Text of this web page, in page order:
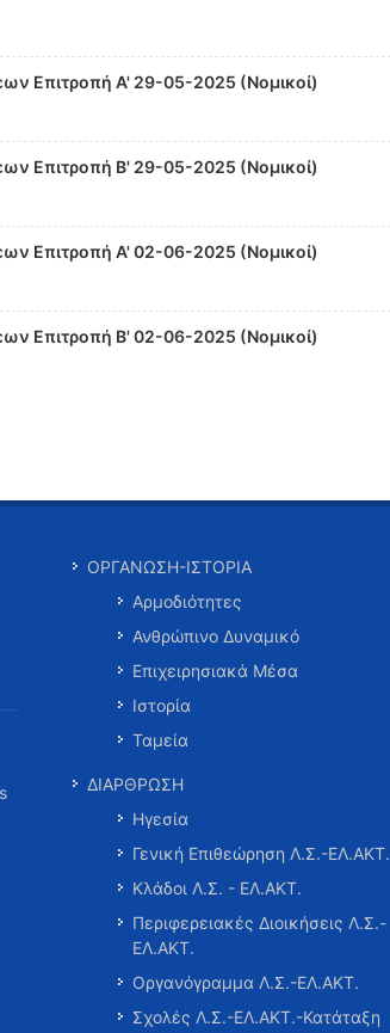
Επιτροπή Α' 29-05-2025 (Νομικοί)
Επιτροπή Β' 29-05-2025 (Νομικοί)
Επιτροπή Α' 02-06-2025 (Νομικοί)
Επιτροπή Β' 02-06-2025 (Νομικοί)
ΟΡΓΑΝΩΣΗ-ΙΣΤΟΡΙΑ
Αρμοδιότητες
Ανθρώπινο Δυναμικό
Επιχειρησιακά Μέσα
Ιστορία
Ταμεία
ΔΙΑΡΘΡΩΣΗ
Ηγεσία
Γενική Επιθεώρηση Λ.Σ.-ΕΛ.ΑΚΤ.
Κλάδοι Λ.Σ. - ΕΛ.ΑΚΤ.
Περιφερειακές Διοικήσεις Λ.Σ.-
ΕΛ.ΑΚΤ.
Οργανόγραμμα Λ.Σ.-ΕΛ.ΑΚΤ.
Σχολές Λ.Σ.-ΕΛ.ΑΚΤ.-Κατάταξη